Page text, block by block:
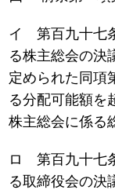
イ 第百九十七
る株主総会の決
定められた同項
る分配可能額を
株主総会に係る
ロ 第百九十七
る取締役会の決